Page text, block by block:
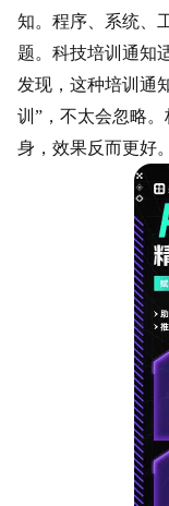
知。程序、系统、
题。科技培训通知
发现，这种培训通
训”，不太会忽略
身，效果反而更好。